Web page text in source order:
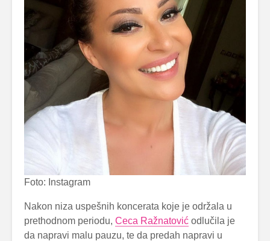
Foto: Instagram
Nakon niza uspešnih koncerata koje je održala u
prethodnom periodu, Ceca Ražnatović odlučila je
da napravi malu pauzu, te da predah napravi u